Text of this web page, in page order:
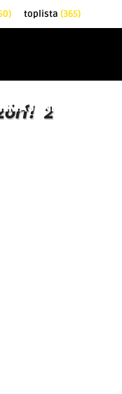
toplista (365)
2